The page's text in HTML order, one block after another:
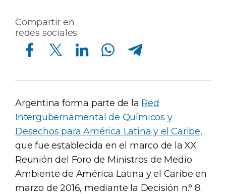
Compartir en
redes sociales
Compartir en Facebook Compartir en Twitter Compartir en Linkedin Compartir en Whatsapp Compartir en Telegram
Argentina forma parte de la Red
Intergubernamental de Químicos y
Desechos para América Latina y el Caribe,
que fue establecida en el marco de la XX
Reunión del Foro de Ministros de Medio
Ambiente de América Latina y el Caribe en
marzo de 2016, mediante la Decisión n.° 8.